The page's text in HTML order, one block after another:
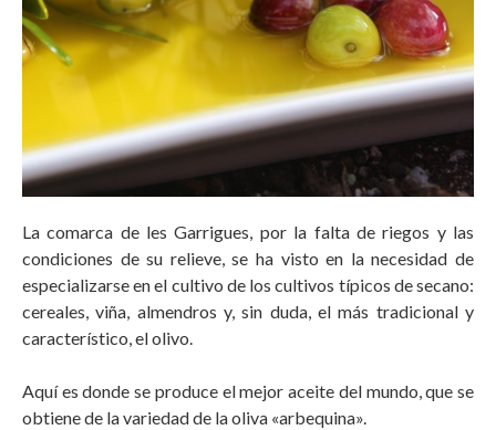
La comarca de les Garrigues, por la falta de riegos y las
condiciones de su relieve, se ha visto en la necesidad de
especializarse en el cultivo de los cultivos típicos de secano:
cereales, viña, almendros y, sin duda, el más tradicional y
característico, el olivo.
Aquí es donde se produce el mejor aceite del mundo, que se
obtiene de la variedad de la oliva «arbequina».